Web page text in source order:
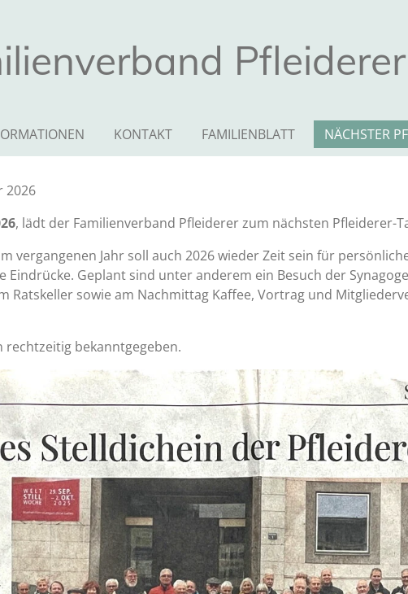
Pfleiderer
KONTAKT FAMILIENBLATT NÄCHSTER
2026
, lädt der Familienverband Pfleiderer zum nächsten Pfleiderer-
vergangenen Jahr soll auch 2026 wieder Zeit sein für
Eindrücke. Geplant sind unter anderem ein Besuch der
Ratskeller sowie am Nachmittag Kaffee, Vortrag und
rechtzeitig bekanntgegeben.